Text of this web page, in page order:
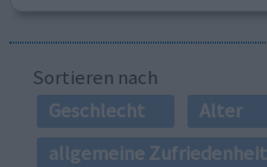
Sortieren nach
Geschlecht
Alter
allgemeine Zufriedenheit